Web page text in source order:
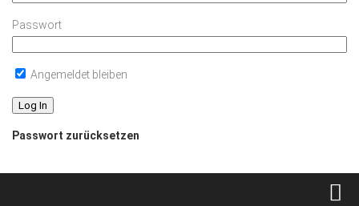
Passwort
Angemeldet bleiben
Passwort zurücksetzen